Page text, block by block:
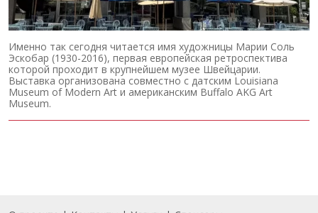
Именно так сегодня читается имя художницы Марии Соль
Эскобар (1930-2016), первая европейская ретроспектива
которой проходит в крупнейшем музее Швейцарии.
Выставка организована совместно с датским Louisiana
Museum of Modern Art и американским Buffalo AKG Art
Museum.